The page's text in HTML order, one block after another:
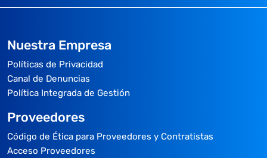
Nuestra Empresa
Políticas de Privacidad
Canal de Denuncias
Política Integrada de Gestión
Proveedores
Código de Ética para Proveedores y Contratistas
Acceso Proveedores